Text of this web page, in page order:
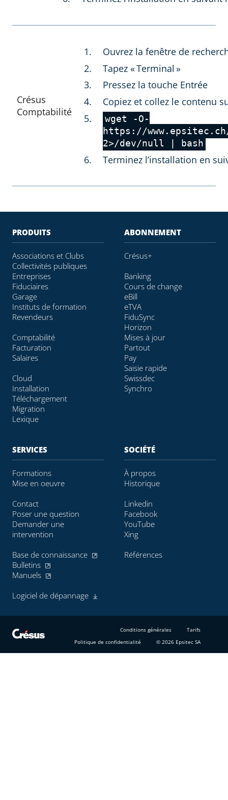
Crésus
Comptabilité
Ouvrez la fenêtre de
Tapez « Terminal »
Pressez la touche Entrée
Copiez et collez le contenu
wget -O-
https://
2>/dev/null | bash
Terminez l’installation en
PRODUITS
Associations et Clubs
Collectivités publiques
Entreprises
Fiduciaires
Garage
Instituts de formation
Revendeurs
Comptabilité
Facturation
Salaires
Cloud
Installation
Téléchargement
Migration
Lexique
ABONNEMENT
Crésus+
Banking
Cours de change
eBill
eTVA
FiduSync
Horizon
Mises à jour
Partout
Pay
Saisie rapide
Swissdec
Synchro
SERVICES
Formations
Mise en oeuvre
Contact
Poser une question
Demander une
intervention
Base de connaissance
Bulletins
Manuels
Logiciel de dépannage
SOCIÉTÉ
À propos
Historique
Linkedin
Facebook
YouTube
Xing
Références
Conditions générales
Tarifs
Politique de confidentialité
© 2026 Epsitec SA